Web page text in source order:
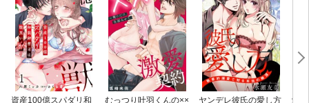
資産100億スパダリ和
むっつり叶羽くんの××
ヤンデレ彼氏の愛し方
愛